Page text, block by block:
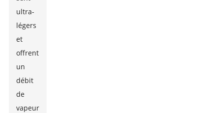
ultra-
légers
et
offrent
un
débit
de
vapeur